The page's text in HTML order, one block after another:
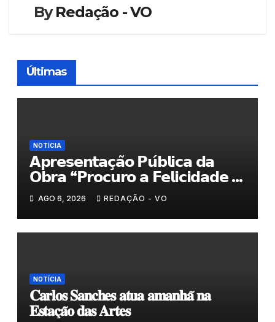
ByRedação - VO
Últimas
NOTÍCIA
𝗔𝗽𝗿𝗲𝘀𝗲𝗻𝘁𝗮𝗰̧𝗮̃𝗼 𝗣𝘂́𝗯𝗹𝗶𝗰𝗮 𝗱𝗮
𝗢𝗯𝗿𝗮 “𝗣𝗿𝗼𝗰𝘂𝗿𝗼 𝗮 𝗙𝗲𝗹𝗶𝗰𝗶𝗱𝗮𝗱𝗲 𝗲
𝗲𝗹𝗮 𝗺𝗼𝗿𝗮 𝗰𝗼𝗺𝗶𝗴𝗼”
AGO 6, 2026 REDAÇÃO - VO
NOTÍCIA
𝐂𝐚𝐫𝐥𝐨𝐬 𝐒𝐚𝐧𝐜𝐡𝐞𝐬 𝐚𝐭𝐮𝐚 𝐚𝐦𝐚𝐧𝐡𝐚̃ 𝐧𝐚
𝐄𝐬𝐭𝐚𝐜̧𝐚̃𝐨 𝐝𝐚𝐬 𝐀𝐫𝐭𝐞𝐬